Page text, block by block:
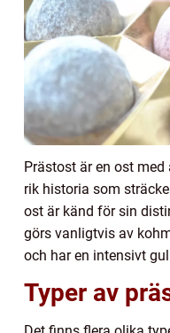
Prästost är en ost
rik historia som
ost är känd för sin
görs vanligtvis av
och har en intensivt
Typer av